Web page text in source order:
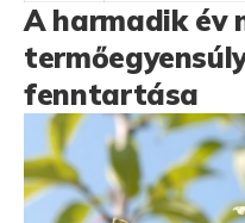
A harmadik év
fenntartása